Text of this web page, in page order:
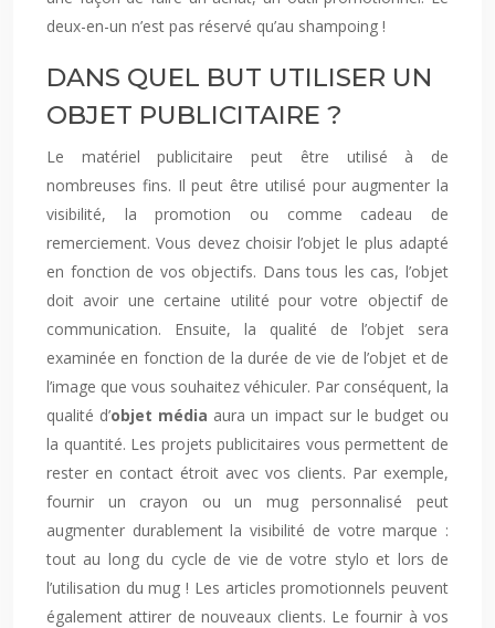
deux-en-un n’est pas réservé qu’au shampoing !
DANS QUEL BUT UTILISER UN
OBJET PUBLICITAIRE ?
Le matériel publicitaire peut être utilisé à de
nombreuses fins. Il peut être utilisé pour augmenter la
visibilité, la promotion ou comme cadeau de
remerciement. Vous devez choisir l’objet le plus adapté
en fonction de vos objectifs. Dans tous les cas, l’objet
doit avoir une certaine utilité pour votre objectif de
communication. Ensuite, la qualité de l’objet sera
examinée en fonction de la durée de vie de l’objet et de
l’image que vous souhaitez véhiculer. Par conséquent, la
qualité d’objet média aura un impact sur le budget ou
la quantité. Les projets publicitaires vous permettent de
rester en contact étroit avec vos clients. Par exemple,
fournir un crayon ou un mug personnalisé peut
augmenter durablement la visibilité de votre marque :
tout au long du cycle de vie de votre stylo et lors de
l’utilisation du mug ! Les articles promotionnels peuvent
également attirer de nouveaux clients. Le fournir à vos